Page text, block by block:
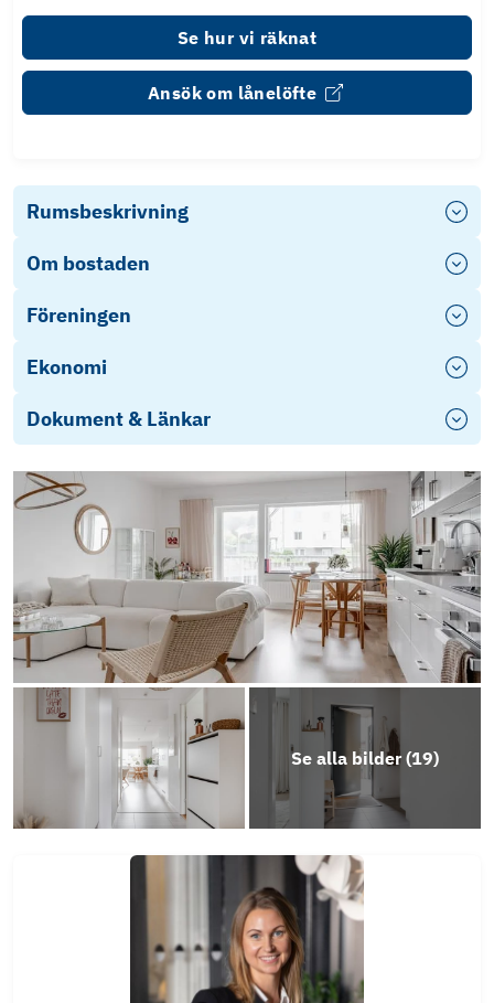
Se hur vi räknat
Ansök om lånelöfte
Rumsbeskrivning
Om bostaden
Föreningen
Ekonomi
Dokument & Länkar
Frågelistan
Objektsbeskrivning
Se alla bilder (19)